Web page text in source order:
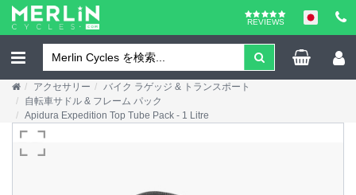
REVIEWS
アクセサリー
バイク ラゲッジ & トランスポート
自転車サドル & フレーム パック
Apidura Expedition Top Tube Pack - 1 Litre